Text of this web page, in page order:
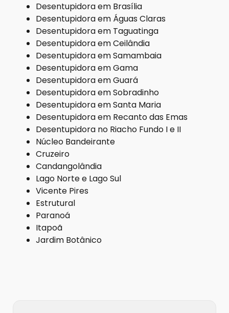
Desentupidora em Brasília
Desentupidora em Águas Claras
Desentupidora em Taguatinga
Desentupidora em Ceilândia
Desentupidora em Samambaia
Desentupidora em Gama
Desentupidora em Guará
Desentupidora em Sobradinho
Desentupidora em Santa Maria
Desentupidora em Recanto das Emas
Desentupidora no Riacho Fundo I e II
Núcleo Bandeirante
Cruzeiro
Candangolândia
Lago Norte e Lago Sul
Vicente Pires
Estrutural
Paranoá
Itapoã
Jardim Botânico